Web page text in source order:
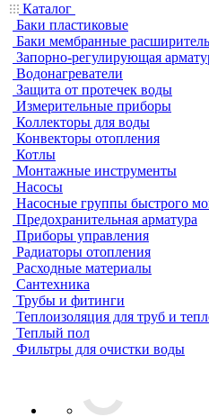
Каталог
Баки пластиковые
Баки мембранные
Запорно-регулирующая
Водонагреватели
Защита от протечек воды
Измерительные приборы
Коллекторы для воды
Конвекторы отопления
Котлы
Монтажные инструменты
Насосы
Насосные группы быстрого
Предохранительная арматура
Приборы управления
Радиаторы отопления
Расходные материалы
Сантехника
Трубы и фитинги
Теплоизоляция для труб и
Теплый пол
Фильтры для очистки воды